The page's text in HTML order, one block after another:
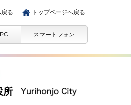
る トップページへ戻る
PC スマートフォン
所